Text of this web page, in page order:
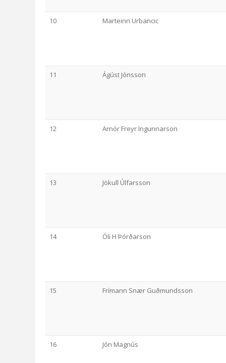
10 Marteinn Urbancic
11 Ágúst Jónsson
12 Arnór Freyr Ingunnarson
13 Jökull Úlfarsson
14 Óli H Þórðarson
15 Frímann Snær Guðmundsson
16 Jón Magnús